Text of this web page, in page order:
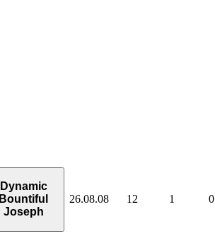
Dynamic
Bountiful
Joseph
26.08.08 12 1 0